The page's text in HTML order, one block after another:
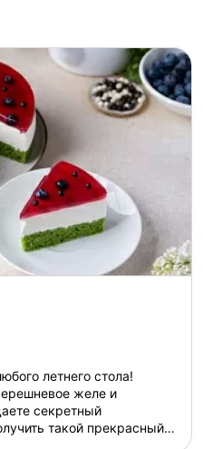
летнего стола!
желе и
секретный
такой прекрасный